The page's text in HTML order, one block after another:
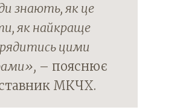
знають, як це
як найкраще
цими
– пояснює
МКЧХ.